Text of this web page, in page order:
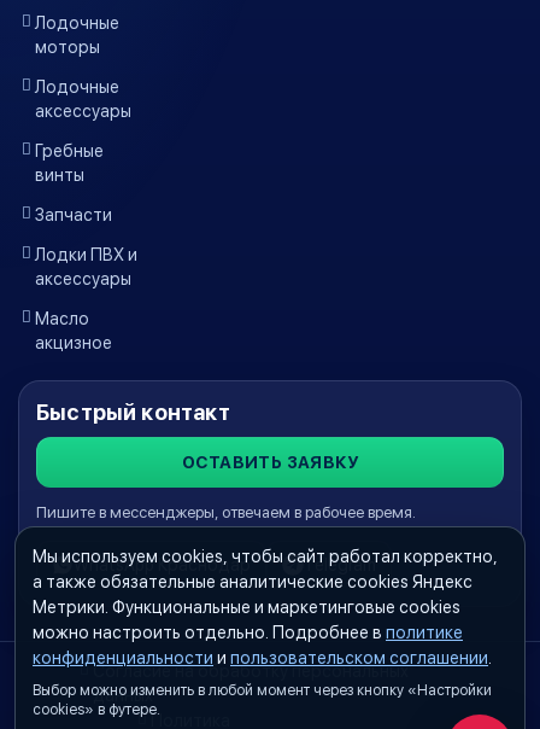
Лодочные
моторы
Лодочные
аксессуары
Гребные
винты
Запчасти
Лодки ПВХ и
аксессуары
Масло
акцизное
Быстрый контакт
ОСТАВИТЬ ЗАЯВКУ
Пишите в мессенджеры, отвечаем в рабочее время.
WhatsApp Краснодар Telegram
Согласие на обработку персональных
данных
Политика
Мы используем cookies, чтобы сайт работал корректно,
а также обязательные аналитические cookies Яндекс
Метрики. Функциональные и маркетинговые cookies
можно настроить отдельно. Подробнее в политике
конфиденциальности и пользовательском соглашении
Выбор можно изменить в любой момент через кнопку «Настройки
cookies» в футере.